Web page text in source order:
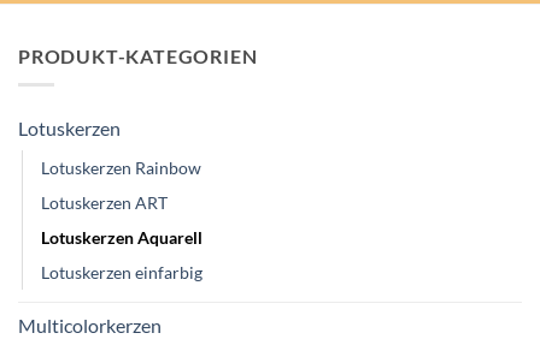
PRODUKT-KATEGORIEN
Lotuskerzen
Lotuskerzen Rainbow
Lotuskerzen ART
Lotuskerzen Aquarell
Lotuskerzen einfarbig
Multicolorkerzen